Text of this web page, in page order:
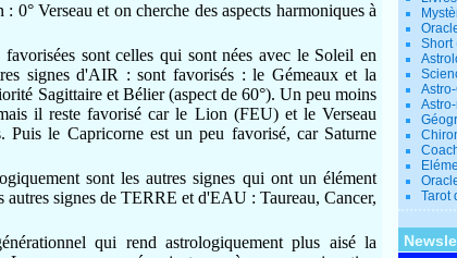
0° Verseau et on cherche des aspects harmoniques à
sont celles qui sont nées avec le Soleil en
signes d'AIR : sont favorisés : le Gémeaux et la
Sagittaire et Bélier (aspect de 60°). Un peu moins
il reste favorisé car le Lion (FEU) et le Verseau
Puis le Capricorne est un peu favorisé, car Saturne
sont les autres signes qui ont un élément
autres signes de TERRE et d'EAU : Taureau, Cancer,
qui rend astrologiquement plus aisé la
Short
Tarot